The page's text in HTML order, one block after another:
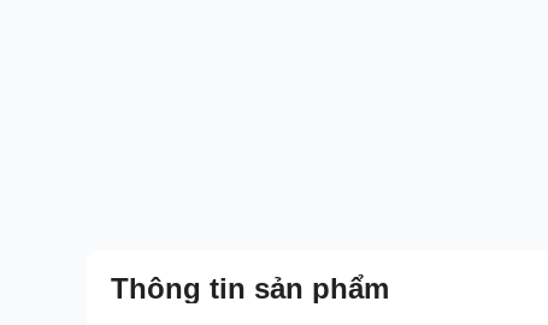
Thông tin sản phẩm